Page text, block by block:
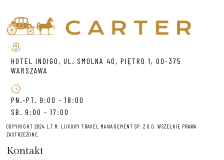
HOTEL INDIGO, UL. SMOLNA 40, PIĘTRO 1, 00-375
WARSZAWA
PN.-PT. 9:00 - 18:00
SB. 9:00 - 17:00
COPYRIGHT 2024 L.T.M. LUXURY TRAVEL MANAGEMENT SP. Z O.O. WSZELKIE PRAWA
ZASTRZEŻONE.
Kontakt